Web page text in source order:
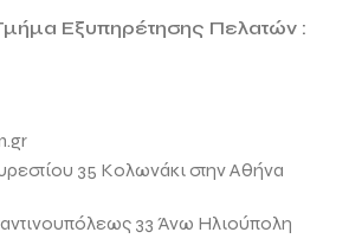
Εξυπηρέτησης Πελατών :
35 Κολωνάκι στην Αθήνα
33 Άνω Ηλιούπολη